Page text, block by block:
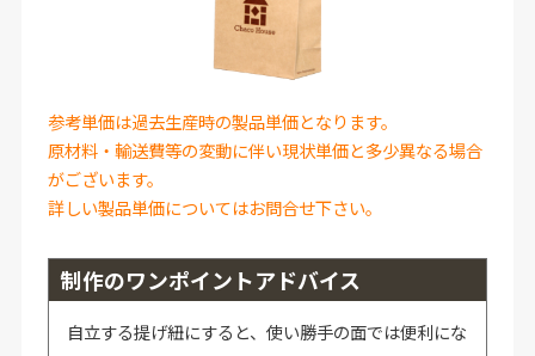
参考単価は過去生産時の製品単価となります。
原材料・輸送費等の変動に伴い現状単価と多少異なる場合
がございます。
詳しい製品単価についてはお問合せ下さい。
制作のワンポイントアドバイス
自立する提げ紐にすると、使い勝手の面では便利にな